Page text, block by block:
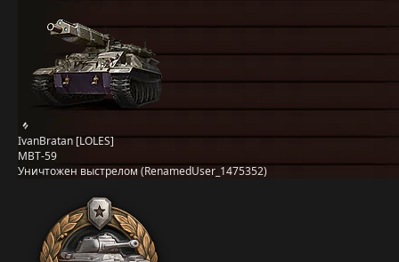
IvanBratan [LOLES]
MBT-59
Уничтожен выстрелом (RenamedUser_1475352)